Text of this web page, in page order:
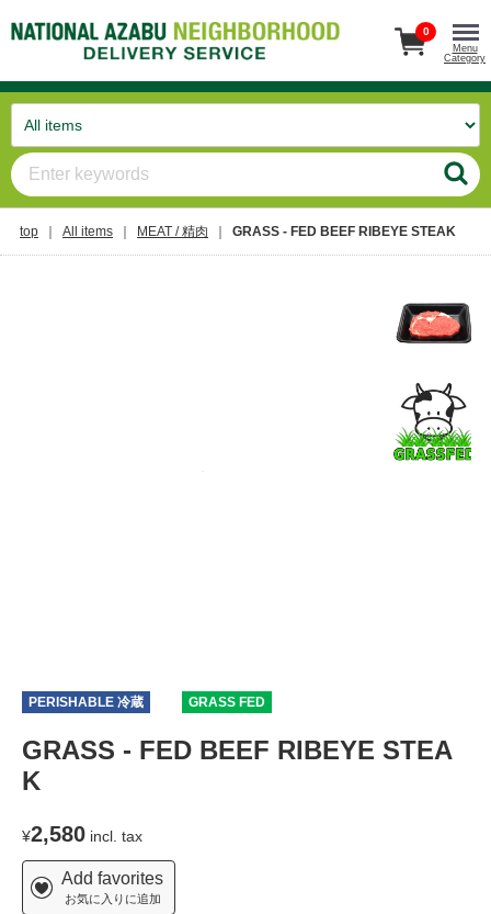
0
Menu
Category
top All items MEAT / 精肉 GRASS - FED BEEF RIBEYE STEAK
PERISHABLE 冷蔵 GRASS FED
GRASS - FED BEEF RIBEYE STEA
K
¥2,580 incl. tax
Add favorites
お気に入りに追加